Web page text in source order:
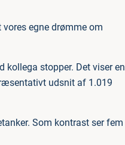
egne drømme om
kollega stopper. Det viser en
udsnit af 1.019
Som kontrast ser fem